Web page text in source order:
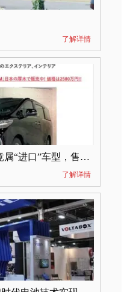
了解详情
雷克萨斯LM在日本本土竟属“进口”车型，售价2580万日元
了解详情